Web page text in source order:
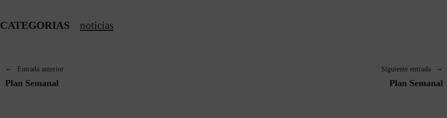
CATEGORIAS noticias
Entrada anterior
Plan Semanal
Siguiente entrada
Plan Semanal